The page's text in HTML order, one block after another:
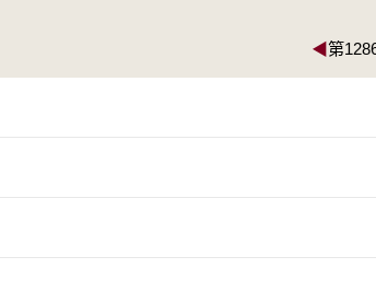
◀第